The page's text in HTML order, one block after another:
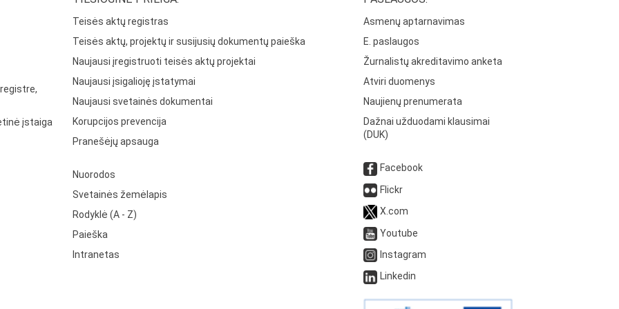
įstaiga
Teisės aktų registras
Teisės aktų, projektų ir susijusių dokumentų paieška
Naujausi įregistruoti teisės aktų projektai
Naujausi įsigalioję įstatymai
Naujausi svetainės dokumentai
Korupcijos prevencija
Pranešėjų apsauga
Nuorodos
Svetainės žemėlapis
Rodyklė (A - Z)
Paieška
Intranetas
Asmenų aptarnavimas
E. paslaugos
Žurnalistų akreditavimo anketa
Atviri duomenys
Naujienų prenumerata
Dažnai užduodami klausimai
(DUK)
Facebook
Flickr
X.com
Youtube
Instagram
Linkedin